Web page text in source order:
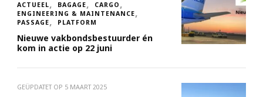
ACTUEEL BAGAGE
CARGO
ENGINEERING & MAINTENANCE
PASSAGE
PLATFORM
Nieuwe vakbondsbestuurder én
kom in actie op 22 juni
GEÜPDATET OP 5 MAART 2025